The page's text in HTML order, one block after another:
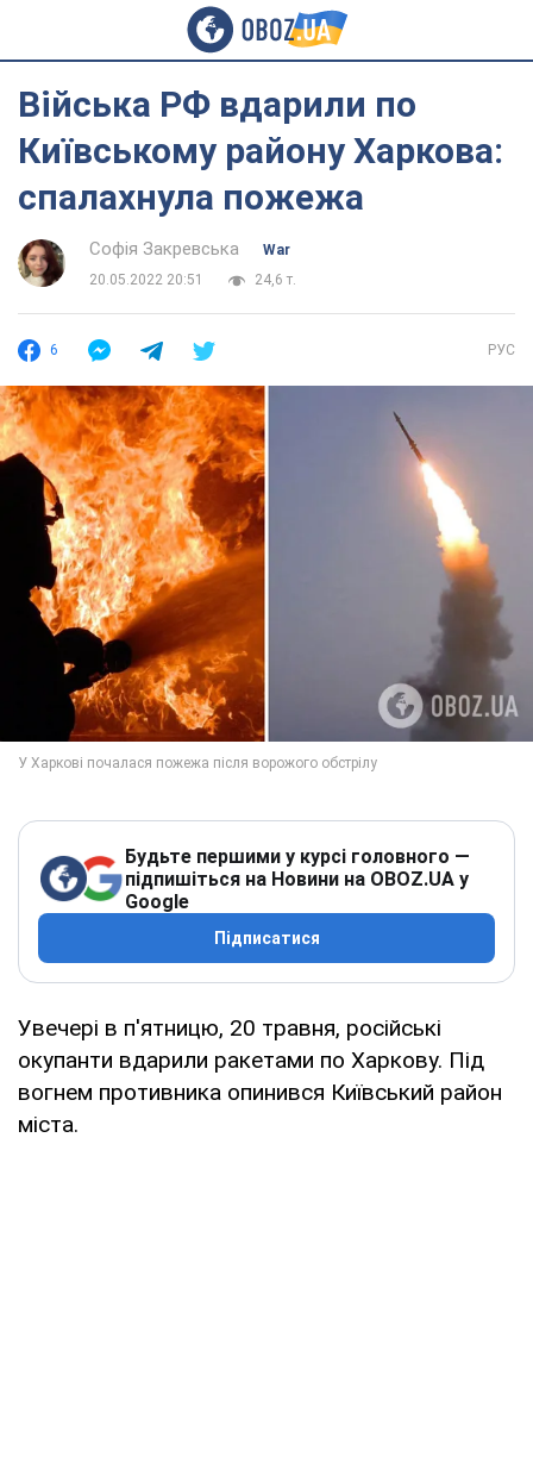
Війська РФ вдарили по
Київському району Харкова:
спалахнула пожежа
Софія Закревська
War
20.05.2022 20:51
24,6 т.
6 РУС
Будьте першими у курсі головного —
підпишіться на Новини на OBOZ.UA у
Google
Підписатися
Увечері в п'ятницю, 20 травня, російські
окупанти вдарили ракетами по Харкову. Під
вогнем противника опинився Київський район
міста.